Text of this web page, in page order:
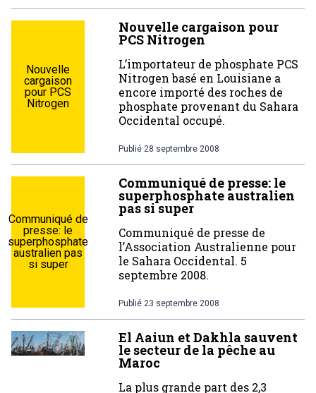
Nouvelle
cargaison
pour PCS
Nitrogen
Nouvelle cargaison pour
PCS Nitrogen
L’importateur de phosphate PCS
Nitrogen basé en Louisiane a
encore importé des roches de
phosphate provenant du Sahara
Occidental occupé.
Publié 28 septembre 2008
Communiqué de
presse: le
superphosphate
australien pas
si super
Communiqué de presse: le
superphosphate australien
pas si super
Communiqué de presse de
l’Association Australienne pour
le Sahara Occidental. 5
septembre 2008.
Publié 23 septembre 2008
El Aaiun et Dakhla sauvent
le secteur de la pêche au
Maroc
La plus grande part des 2,3